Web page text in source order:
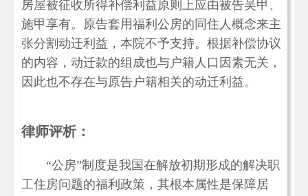
房屋被征收所得补偿利益原则上应由被告吴甲、
施甲享有。原告套用福利公房的同住人概念来主
张分割动迁利益，本院不予支持。根据补偿协议
的内容，动迁款的组成也与户籍人口因素无关，
因此也不存在与原告户籍相关的动迁利益。
律师评析：
“公房”制度是我国在解放初期形成的解决职
工住房问题的福利政策，其根本属性是保障居